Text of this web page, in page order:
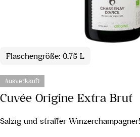
Flaschengröße: 0.75 L
Ausverkauft
Cuvée Origine Extra Brut
Salzig und straffer Winzerchampagner!